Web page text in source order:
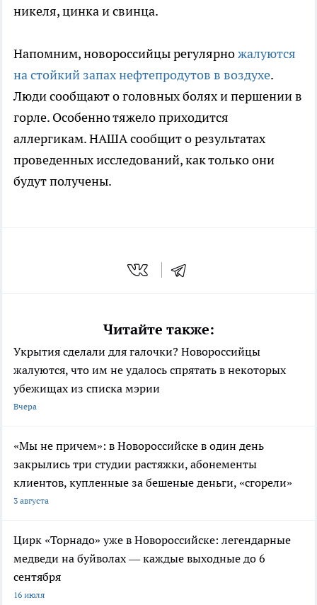
никеля, цинка и свинца.
Напомним, новороссийцы регулярножалуются
на стойкий запах нефтепродутов в воздухе.
Люди сообщают о головных болях и першении в
горле. Особенно тяжело приходится
аллергикам. НАША сообщит о результатах
проведенных исследований, как только они
будут получены.
Читайте также:
Укрытия сделали для галочки? Новороссийцы
жалуются, что им не удалось спрятать в некоторых
убежищах из списка мэрии
Вчера
«Мы не причем»: в Новороссийске в один день
закрылись три студии растяжки, абонементы
клиентов, купленные за бешеные деньги, «сгорели»
3 августа
Цирк «Торнадо» уже в Новороссийске: легендарные
медведи на буйволах — каждые выходные до 6
сентября
16 июля